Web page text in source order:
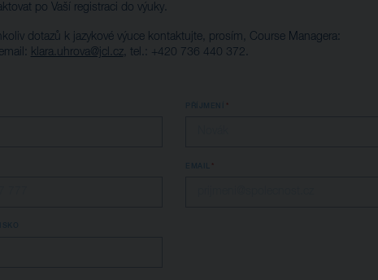
po Vaší registraci do výuky.
dotazů k jazykové výuce kontaktujte, prosím, Course Managera:
klara.uhrova@jcl.cz, tel.: +420 736 440 372.